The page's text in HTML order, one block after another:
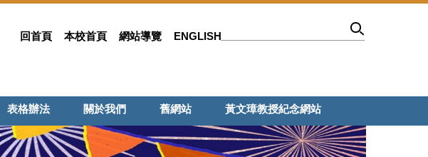
回首頁 本校首頁 網站導覽 ENGLISH
表格辦法 關於我們 舊網站 黃文璋教授紀念網站